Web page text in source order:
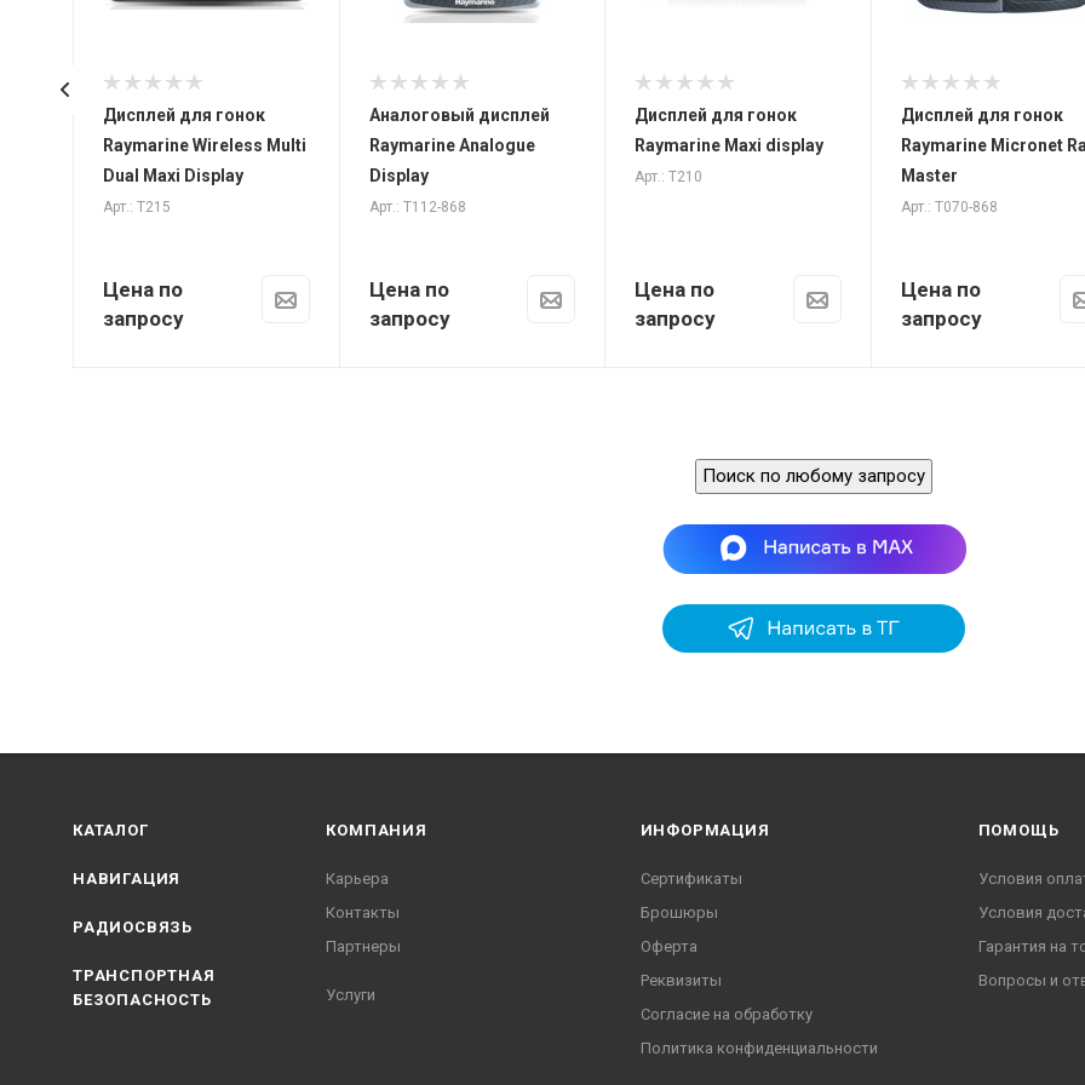
Дисплей для гонок
Raymarine Wireless Multi
Dual Maxi Display
Арт.: T215
Цена по
запросу
Аналоговый дисплей
Raymarine Analogue
Display
Арт.: T112-868
Цена по
запросу
Дисплей для гонок
Raymarine Maxi display
Арт.: T210
Цена по
запросу
автономной
Дисплей для гонок
Raymarine Micronet
Master
Арт.: T070-868
Цена по
запросу
Поиск по любому запросу
КАТАЛОГ
НАВИГАЦИЯ
РАДИОСВЯЗЬ
ТРАНСПОРТНАЯ
БЕЗОПАСНОСТЬ
КОМПАНИЯ
Карьера
Контакты
Партнеры
Услуги
ИНФОРМАЦИЯ
Сертификаты
Брошюры
Оферта
Реквизиты
Согласие на обработку
Политика конфиденциальности
ПОМОЩЬ
Условия
Условия
Гарантия на
Вопросы и